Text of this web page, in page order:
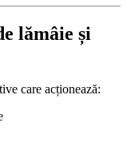
lămâie și
care acționează: